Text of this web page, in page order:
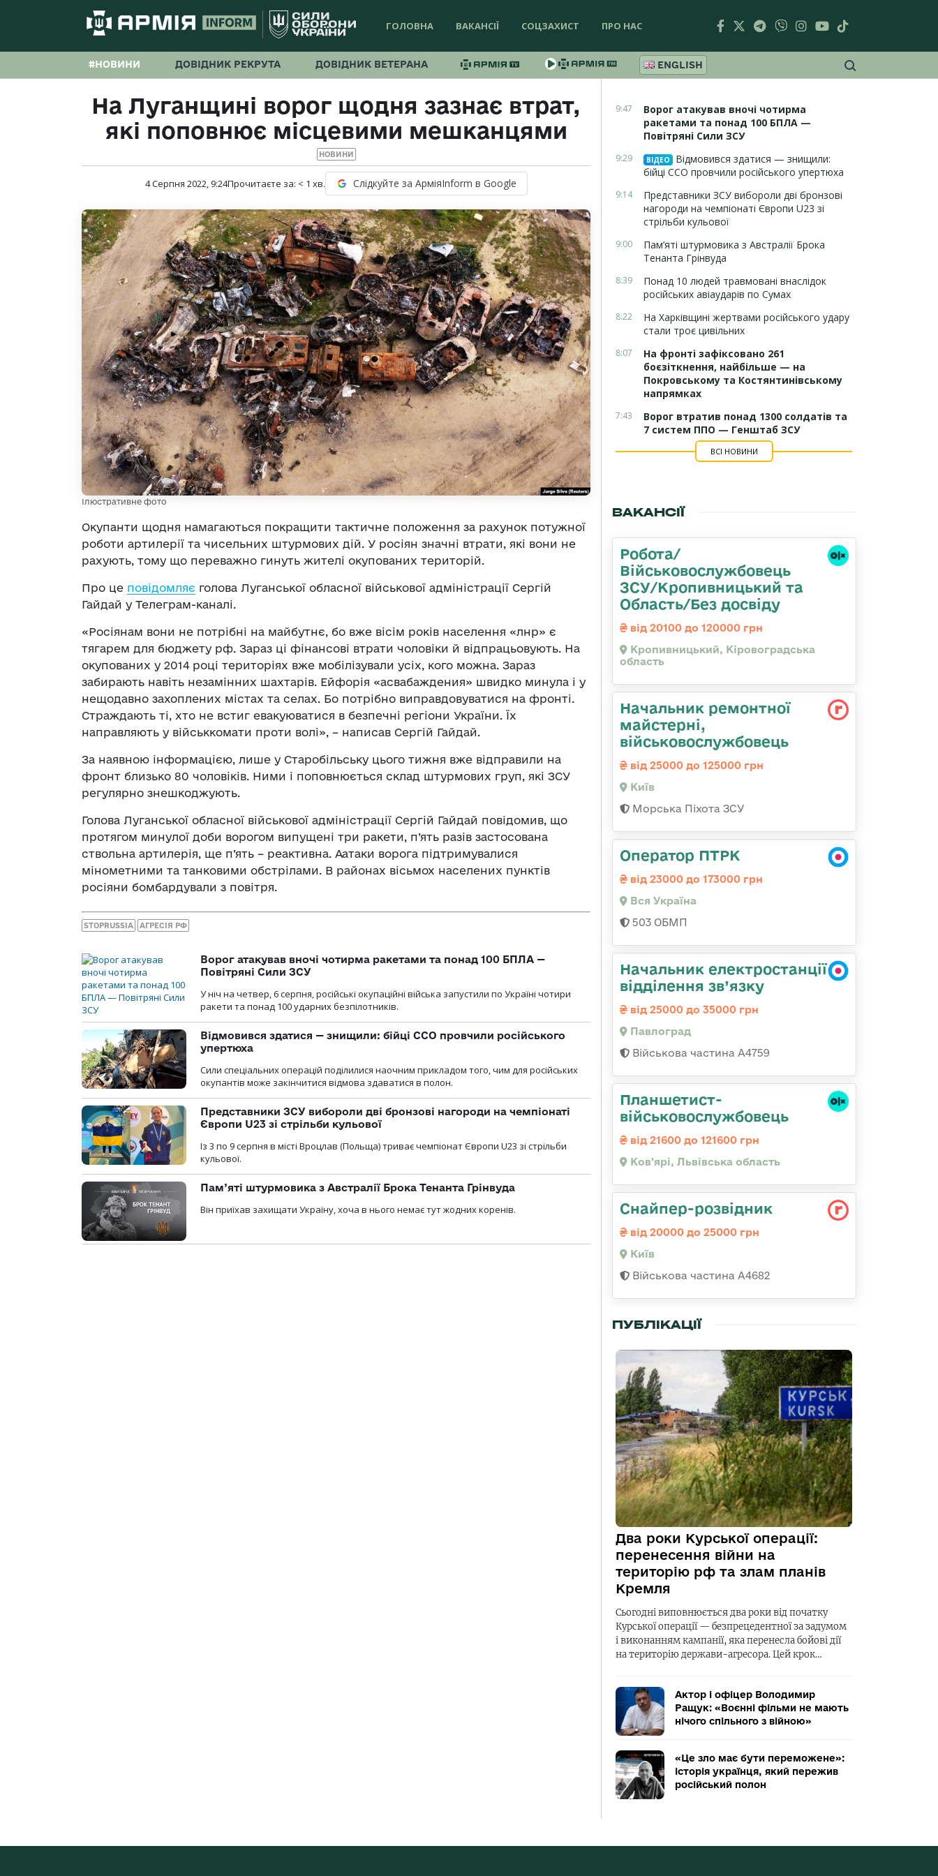
ГОЛОВНА ВАКАНСІЇ СОЦЗАХИСТ ПРО НАС
#НОВИНИ ДОВІДНИК РЕКРУТА ДОВІДНИК ВЕТЕРАНА ENGLISH
На Луганщині ворог щодня зазнає втрат,
які поповнює місцевими мешканцями
НОВИНИ
4 Серпня 2022, 9:24Прочитаєте за: < 1 хв. Слідкуйте за АрміяInform в Google
Ілюстративне фото
Окупанти щодня намагаються покращити тактичне положення за рахунок потужної
роботи артилерії та чисельних штурмових дій. У росіян значні втрати, які вони не
рахують, тому що переважно гинуть жителі окупованих територій.
Про це повідомляє голова Луганської обласної військової адміністрації Сергій
Гайдай у Телеграм-каналі.
«Росіянам вони не потрібні на майбутнє, бо вже вісім років населення «лнр» є
тягарем для бюджету рф. Зараз ці фінансові втрати чоловіки й відпрацьовують. На
окупованих у 2014 році територіях вже мобілізували усіх, кого можна. Зараз
забирають навіть незамінних шахтарів. Ейфорія «асвабаждения» швидко минула і у
нещодавно захоплених містах та селах. Бо потрібно виправдовуватися на фронті.
Страждають ті, хто не встиг евакуюватися в безпечні регіони України. Їх
направляють у військкомати проти волі», – написав Сергій Гайдай.
За наявною інформацією, лише у Старобільську цього тижня вже відправили на
фронт близько 80 чоловіків. Ними і поповнюється склад штурмових груп, які ЗСУ
регулярно знешкоджують.
Голова Луганської обласної військової адміністрації Сергій Гайдай повідомив, що
протягом минулої доби ворогом випущені три ракети, п’ять разів застосована
ствольна артилерія, ще п’ять – реактивна. Аатаки ворога підтримувалися
мінометними та танковими обстрілами. В районах вісьмох населених пунктів
росіяни бомбардували з повітря.
STOPRUSSIA АГРЕСІЯ РФ
Ворог атакував вночі чотирма ракетами та понад 100 БПЛА —
Повітряні Сили ЗСУ
У ніч на четвер, 6 серпня, російські окупаційні війська запустили по Україні чотири
ракети та понад 100 ударних безпілотників.
Відмовився здатися — знищили: бійці ССО провчили російського
упертюха
Сили спеціальних операцій поділилися наочним прикладом того, чим для російських
окупантів може закінчитися відмова здаватися в полон.
Представники ЗСУ вибороли дві бронзові нагороди на чемпіонаті
Європи U23 зі стрільби кульової
Із 3 по 9 серпня в місті Вроцлав (Польща) триває чемпіонат Європи U23 зі стрільби
кульової.
Пам’яті штурмовика з Австралії Брока Тенанта Грінвуда
Він приїхав захищати Україну, хоча в нього немає тут жодних коренів.
9:47
Ворог атакував вночі чотирма
ракетами та понад 100 БПЛА —
Повітряні Сили ЗСУ
9:29 ВІДЕО
Відмовився здатися — знищили:
бійці ССО провчили російського упертюха
9:14
Представники ЗСУ вибороли дві бронзові
нагороди на чемпіонаті Європи U23 зі
стрільби кульової
9:00
Пам’яті штурмовика з Австралії Брока
Тенанта Грінвуда
8:39
Понад 10 людей травмовані внаслідок
російських авіаударів по Сумах
8:22
На Харківщині жертвами російського удару
стали троє цивільних
8:07
На фронті зафіксовано 261
боєзіткнення, найбільше — на
Покровському та Костянтинівському
напрямках
7:43
Ворог втратив понад 1300 солдатів та
7 систем ППО — Генштаб ЗСУ
ВСІ НОВИНИ
ВАКАНСІЇ
Робота/
Військовослужбовець
ЗСУ/Кропивницький та
Область/Без досвіду
від 20100 до 120000 грн
Кропивницький, Кіровоградська
область
Начальник ремонтної
майстерні,
військовослужбовець
від 25000 до 125000 грн
Київ
Морська Піхота ЗСУ
Оператор ПТРК
від 23000 до 173000 грн
Вся Україна
503 ОБМП
Начальник електростанції
відділення зв’язку
від 25000 до 35000 грн
Павлоград
Військова частина А4759
Планшетист-
військовослужбовець
від 21600 до 121600 грн
Ков'ярі, Львівська область
Снайпер-розвідник
від 20000 до 25000 грн
Київ
Військова частина А4682
ПУБЛІКАЦІЇ
Два роки Курської операції:
перенесення війни на
територію рф та злам планів
Кремля
Сьогодні виповнюється два роки від початку
Курської операції — безпрецедентної за задумом
і виконанням кампанії, яка перенесла бойові дії
на територію держави-агресора. Цей крок…
Актор і офіцер Володимир
Ращук: «Воєнні фільми не мають
нічого спільного з війною»
«Це зло має бути переможене»:
історія українця, який пережив
російський полон